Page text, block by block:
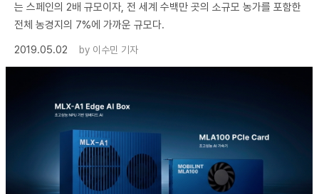
는 스페인의 2배 규모이자, 전 세계 수백만 곳의 소규모 농가를 포함한
전체 농경지의 7%에 가까운 규모다.
2019.05.02
by 이수민 기자